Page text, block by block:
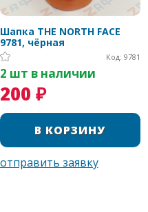
Шапка THE NORTH FACE
9781, чёрная
Код: 9781
2 шт в наличии
200 ₽